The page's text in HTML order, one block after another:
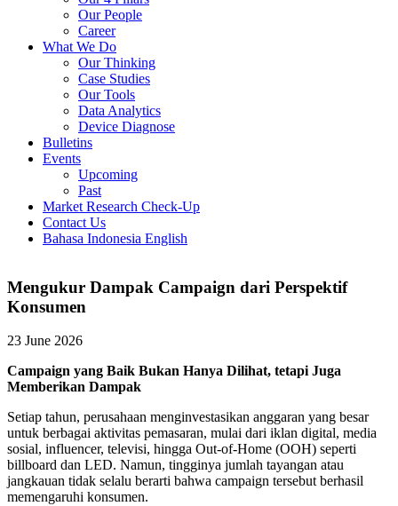
Our People
Career
What We Do
Our Thinking
Case Studies
Our Tools
Data Analytics
Device Diagnose
Bulletins
Events
Upcoming
Past
Market Research Check-Up
Contact Us
Bahasa Indonesia English
Mengukur Dampak Campaign dari Perspektif
Konsumen
23 June 2026
Campaign yang Baik Bukan Hanya Dilihat, tetapi Juga
Memberikan Dampak
Setiap tahun, perusahaan menginvestasikan anggaran yang besar
untuk berbagai aktivitas pemasaran, mulai dari iklan digital, media
sosial, influencer, televisi, hingga Out-of-Home (OOH) seperti
billboard dan LED. Namun, tingginya jumlah tayangan atau
jangkauan tidak selalu berarti bahwa campaign tersebut berhasil
memengaruhi konsumen.